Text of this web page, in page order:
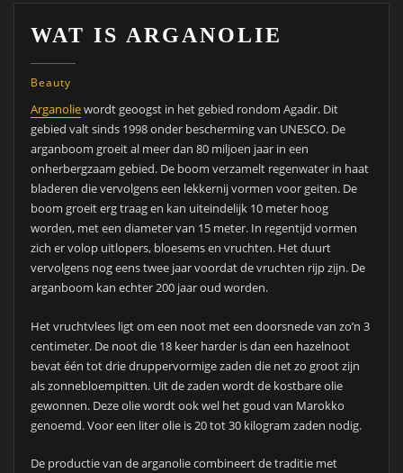
WAT IS ARGANOLIE
Beauty
Arganoliewordt geoogst in het gebied rondom Agadir. Dit
gebied valt sinds 1998 onder bescherming van UNESCO. De
arganboom groeit al meer dan 80 miljoen jaar in een
onherbergzaam gebied. De boom verzamelt regenwater in haat
bladeren die vervolgens een lekkernij vormen voor geiten. De
boom groeit erg traag en kan uiteindelijk 10 meter hoog
worden, met een diameter van 15 meter. In regentijd vormen
zich er volop uitlopers, bloesems en vruchten. Het duurt
vervolgens nog eens twee jaar voordat de vruchten rijp zijn. De
arganboom kan echter 200 jaar oud worden.
Het vruchtvlees ligt om een noot met een doorsnede van zo’n 3
centimeter. De noot die 18 keer harder is dan een hazelnoot
bevat één tot drie druppervormige zaden die net zo groot zijn
als zonnebloempitten. Uit de zaden wordt de kostbare olie
gewonnen. Deze olie wordt ook wel het goud van Marokko
genoemd. Voor een liter olie is 20 tot 30 kilogram zaden nodig.
De productie van de arganolie combineert de traditie met